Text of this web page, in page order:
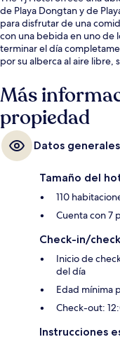
de Playa Dongtan y de
para disfrutar de una
con una bebida en uno de
terminar el día
por su alberca al aire libre,
Más
propiedad
Datos generales
Tamaño del
110
Cuenta con 7
Check-in/
Inicio de
del día
Edad mínima
Check-out:
Instrucciones